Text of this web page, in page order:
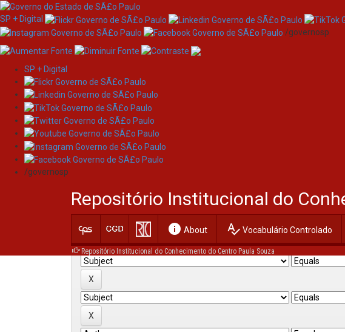
Skip
navigation
SP + Digital
/governosp
SP + Digital
/governosp
Repositório Institucional do
info About spellcheck Vocabulário Controlado
Repositório Institucional do Conhecimento do Centro Paula Souza
Search
Current filters: